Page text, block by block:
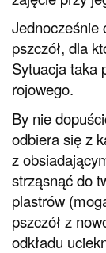
Jednocześnie
pszczół, dla
Sytuacja taka
rojowego.
By nie
odbiera się z
z
strząsnąć do
plastrów
pszczół z
odkładu